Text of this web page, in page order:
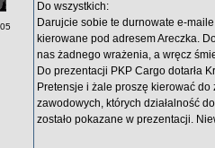
Do wszystkich:
Darujcie sobie te durnowate e-
kierowane pod adresem Areczka.
nas żadnego wrażenia, a wręcz
Do prezentacji PKP Cargo dotarła
Pretensje i żale proszę kierować
zawodowych, których działalność
zostało pokazane w prezentacji.